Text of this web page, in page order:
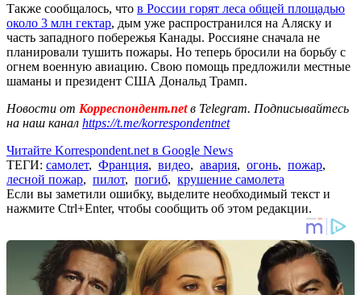
Также сообщалось, что в России горят леса общей площадью
около 3 млн гектар, дым уже распространился на Аляску и
часть западного побережья Канады. Россияне сначала не
планировали тушить пожары. Но теперь бросили на борьбу с
огнем военную авиацию. Свою помощь предложили местные
шаманы и президент США Дональд Трамп.
Новости от Корреспондент.netв Telegram. Подписывайтесь
на наш канал https://t.me/korrespondentnet
Читайте Korrespondent.net в Google News
ТЕГИ: самолет, Франция, видео, авария, огонь, пожар,
лесной пожар, пилот, погиб, крушение самолета
Если вы заметили ошибку, выделите необходимый текст и
нажмите Ctrl+Enter, чтобы сообщить об этом редакции.